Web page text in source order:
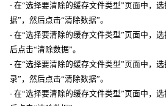
- 在“选择要清除的缓存文件类型”页面中，
据”，然后点击“清除数据”。
- 在“选择要清除的缓存文件类型”页面中，
后点击“清除数据”。
- 在“选择要清除的缓存文件类型”页面中，
录”，然后点击“清除数据”。
- 在“选择要清除的缓存文件类型”页面中，